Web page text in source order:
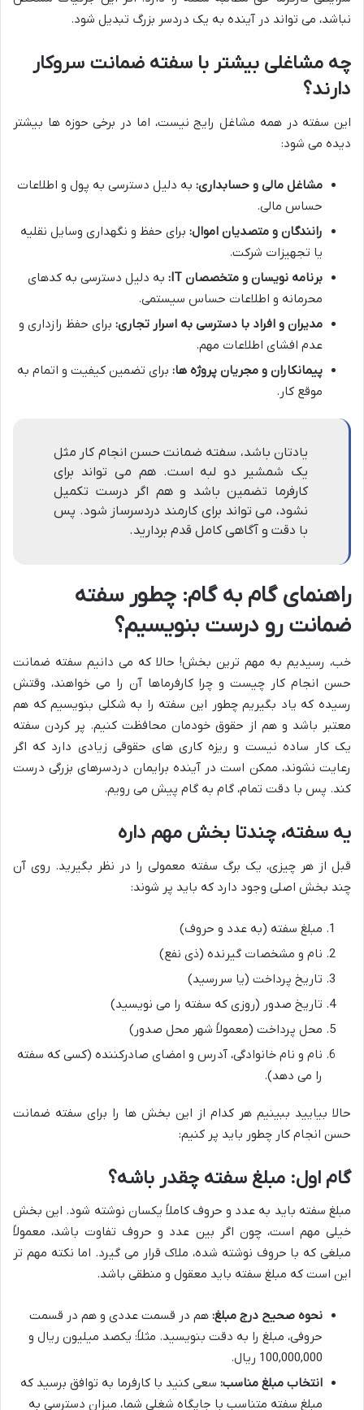
نباشد، می تواند در آینده به یک دردسر بزرگ تبدیل شود.
چه مشاغلی بیشتر با سفته ضمانت سروکار
دارند؟
این سفته در همه مشاغل رایج نیست، اما در برخی حوزه ها بیشتر
دیده می شود:
مشاغل مالی و حسابداری: به دلیل دسترسی به پول و اطلاعات
حساس مالی.
رانندگان و متصدیان اموال: برای حفظ و نگهداری وسایل نقلیه
یا تجهیزات شرکت.
برنامه نویسان و متخصصان IT:
به دلیل دسترسی به کدهای
محرمانه و اطلاعات حساس سیستمی.
مدیران و افراد با دسترسی به اسرار تجاری: برای حفظ رازداری و
عدم افشای اطلاعات مهم.
پیمانکاران و مجریان پروژه ها: برای تضمین کیفیت و اتمام به
موقع کار.
یادتان باشد، سفته ضمانت حسن انجام کار مثل
یک شمشیر دو لبه است. هم می تواند برای
کارفرما تضمین باشد و هم اگر درست تکمیل
نشود، می تواند برای کارمند دردسرساز شود. پس
با دقت و آگاهی کامل قدم بردارید.
راهنمای گام به گام: چطور سفته
ضمانت رو درست بنویسیم؟
خب، رسیدیم به مهم ترین بخش! حالا که می دانیم سفته ضمانت
حسن انجام کار چیست و چرا کارفرماها آن را می خواهند، وقتش
رسیده که یاد بگیریم چطور این سفته را به شکلی بنویسیم که هم
معتبر باشد و هم از حقوق خودمان محافظت کنیم. پر کردن سفته
یک کار ساده نیست و ریزه کاری های حقوقی زیادی دارد که اگر
رعایت نشوند، ممکن است در آینده برایمان دردسرهای بزرگی درست
کند. پس با دقت تمام، گام به گام پیش می رویم.
یه سفته، چندتا بخش مهم داره
قبل از هر چیزی، یک برگ سفته معمولی را در نظر بگیرید. روی آن
چند بخش اصلی وجود دارد که باید پر شوند:
مبلغ سفته (به عدد و حروف)
نام و مشخصات گیرنده (ذی نفع)
تاریخ پرداخت (یا سررسید)
تاریخ صدور (روزی که سفته را می نویسید)
محل پرداخت (معمولاً شهر محل صدور)
نام و نام خانوادگی، آدرس و امضای صادرکننده (کسی که سفته
را می دهد).
حالا بیایید ببینیم هر کدام از این بخش ها را برای سفته ضمانت
حسن انجام کار چطور باید پر کنیم:
گام اول: مبلغ سفته چقدر باشه؟
مبلغ سفته باید به عدد و حروف کاملاً یکسان نوشته شود. این بخش
خیلی مهم است، چون اگر بین عدد و حروف تفاوت باشد، معمولاً
مبلغی که با حروف نوشته شده، ملاک قرار می گیرد. اما نکته مهم تر
این است که مبلغ سفته باید معقول و منطقی باشد.
نحوه صحیح درج مبلغ: هم در قسمت عددی و هم در قسمت
حروفی، مبلغ را به دقت بنویسید. مثلاً: یکصد میلیون ریال و
100,000,000 ریال.
انتخاب مبلغ مناسب: سعی کنید با کارفرما به توافق برسید که
مبلغ سفته متناسب با جایگاه شغلی شما، میزان دسترسی به